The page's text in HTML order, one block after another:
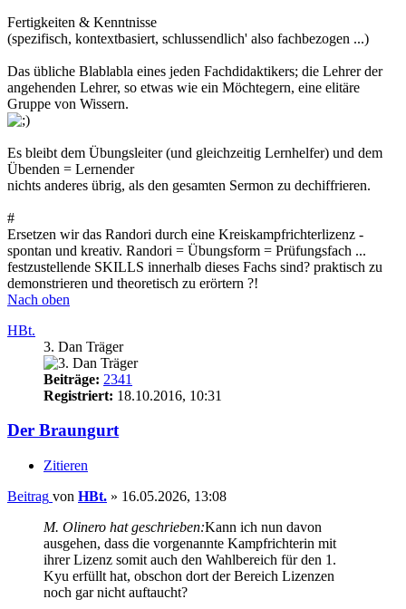
Fertigkeiten & Kenntnisse
(spezifisch, kontextbasiert, schlussendlich' also fachbezogen ...)
Das übliche Blablabla eines jeden Fachdidaktikers; die Lehrer der
angehenden Lehrer, so etwas wie ein Möchtegern, eine elitäre
Gruppe von Wissern.
Es bleibt dem Übungsleiter (und gleichzeitig Lernhelfer) und dem
Übenden = Lernender
nichts anderes übrig, als den gesamten Sermon zu dechiffrieren.
#
Ersetzen wir das Randori durch eine Kreiskampfrichterlizenz -
spontan und kreativ. Randori = Übungsform = Prüfungsfach ...
festzustellende SKILLS innerhalb dieses Fachs sind? praktisch zu
demonstrieren und theoretisch zu erörtern ?!
Nach oben
HBt.
3. Dan Träger
Beiträge: 2341
Registriert: 18.10.2016, 10:31
Der Braungurt
Zitieren
Beitrag von HBt. » 16.05.2026, 13:08
M. Olinero hat geschrieben:Kann ich nun davon
ausgehen, dass die vorgenannte Kampfrichterin mit
ihrer Lizenz somit auch den Wahlbereich für den 1.
Kyu erfüllt hat, obschon dort der Bereich Lizenzen
noch gar nicht auftaucht?